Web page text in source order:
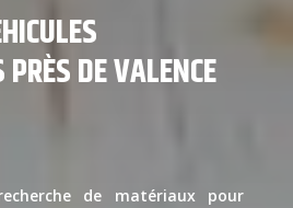
DE VALENCE
de matériaux pour